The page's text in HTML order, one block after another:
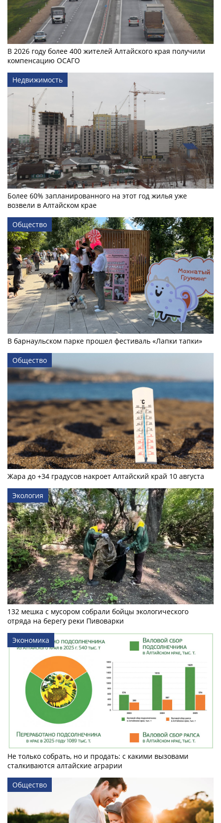
В 2026 году более 400 жителей Алтайского края получили
компенсацию ОСАГО
Недвижимость
Более 60% запланированного на этот год жилья уже
возвели в Алтайском крае
Общество
В барнаульском парке прошел фестиваль «Лапки тапки»
Общество
Жара до +34 градусов накроет Алтайский край 10 августа
Экология
132 мешка с мусором собрали бойцы экологического
отряда на берегу реки Пивоварки
Экономика
Не только собрать, но и продать: с какими вызовами
сталкиваются алтайские аграрии
Общество